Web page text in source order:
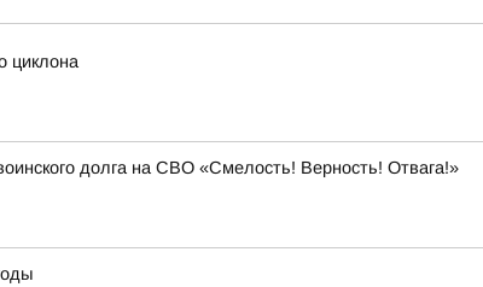
циклона
долга на СВО «Смелость! Верность! Отвага!»